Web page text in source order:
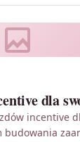
dla
incentive
budowania